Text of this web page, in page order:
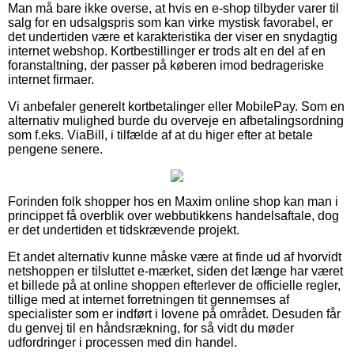
Man må bare ikke overse, at hvis en e-shop tilbyder varer til
salg for en udsalgspris som kan virke mystisk favorabel, er
det undertiden være et karakteristika der viser en snydagtig
internet webshop. Kortbestillinger er trods alt en del af en
foranstaltning, der passer på køberen imod bedrageriske
internet firmaer.
Vi anbefaler generelt kortbetalinger eller MobilePay. Som en
alternativ mulighed burde du overveje en afbetalingsordning
som f.eks. ViaBill, i tilfælde af at du higer efter at betale
pengene senere.
Forinden folk shopper hos en Maxim online shop kan man i
princippet få overblik over webbutikkens handelsaftale, dog
er det undertiden et tidskrævende projekt.
Et andet alternativ kunne måske være at finde ud af hvorvidt
netshoppen er tilsluttet e-mærket, siden det længe har været
et billede på at online shoppen efterlever de officielle regler,
tillige med at internet forretningen tit gennemses af
specialister som er indført i lovene på området. Desuden får
du genvej til en håndsrækning, for så vidt du møder
udfordringer i processen med din handel.